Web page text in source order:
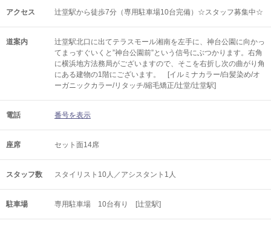
アクセス 辻堂駅から徒歩7分（専用駐車場10台完備）☆スタッフ募集中☆
道案内
辻堂駅北口に出てテラスモール湘南を左手に、神台公園に向かっ
てまっすぐいくと”神台公園前”という信号にぶつかります。右角
に横浜地方法務局がございますので、そこを右折し次の曲がり角
にある建物の1階にございます。 [イルミナカラー/白髪染め/オ
ーガニックカラー/リタッチ/縮毛矯正/辻堂/辻堂駅]
電話 番号を表示
座席 セット面14席
スタッフ数 スタイリスト10人／アシスタント1人
駐車場 専用駐車場 10台有り [辻堂駅]